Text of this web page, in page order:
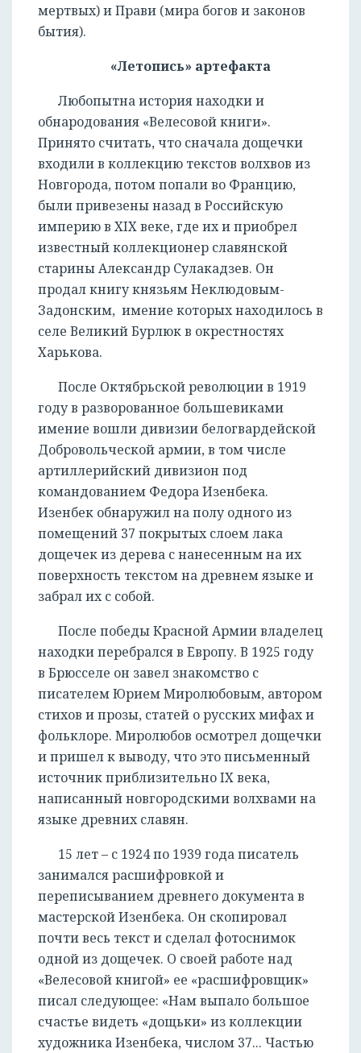
мертвых) и Прави (мира богов и законов
бытия).
«Летопись» артефакта
Любопытна история находки и
обнародования «Велесовой книги».
Принято считать, что сначала дощечки
входили в коллекцию текстов волхвов из
Новгорода, потом попали во Францию,
были привезены назад в Российскую
империю в XIX веке, где их и приобрел
известный коллекционер славянской
старины Александр Сулакадзев. Он
продал книгу князьям Неклюдовым-
Задонским, имение которых находилось в
селе Великий Бурлюк в окрестностях
Харькова.
После Октябрьской революции в 1919
году в разворованное большевиками
имение вошли дивизии белогвардейской
Добровольческой армии, в том числе
артиллерийский дивизион под
командованием Федора Изенбека.
Изенбек обнаружил на полу одного из
помещений 37 покрытых слоем лака
дощечек из дерева с нанесенным на их
поверхность текстом на древнем языке и
забрал их с собой.
После победы Красной Армии владелец
находки перебрался в Европу. В 1925 году
в Брюсселе он завел знакомство с
писателем Юрием Миролюбовым, автором
стихов и прозы, статей о русских мифах и
фольклоре. Миролюбов осмотрел дощечки
и пришел к выводу, что это письменный
источник приблизительно IX века,
написанный новгородскими волхвами на
языке древних славян.
15 лет – с 1924 по 1939 года писатель
занимался расшифровкой и
переписыванием древнего документа в
мастерской Изенбека. Он скопировал
почти весь текст и сделал фотоснимок
одной из дощечек. О своей работе над
«Велесовой книгой» ее «расшифровщик»
писал следующее: «Нам выпало большое
счастье видеть «дощьки» из коллекции
художника Изенбека, числом 37... Частью